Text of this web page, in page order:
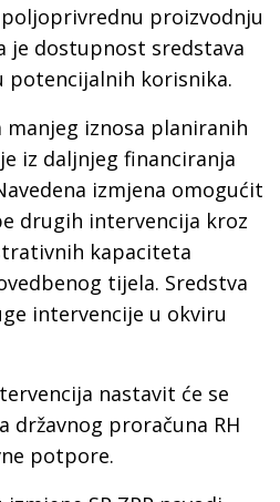
proizvodnju
je dostupnost sredstava
potencijalnih korisnika.
iznosa planiranih
iz daljnjeg financiranja
izmjena omogućit
drugih intervencija kroz
kapaciteta
tijela. Sredstva
intervencije u okviru
nastavit će se
državnog proračuna RH
potpore.